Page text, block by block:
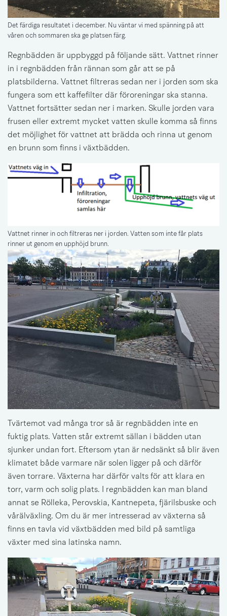
Det färdiga resultatet i december. Nu väntar vi med spänning på att
våren och sommaren ska ge platsen färg.
Regnbädden är uppbyggd på följande sätt. Vattnet rinner
in i regnbädden från rännan som går att se på
platsbilderna. Vattnet filtreras sedan ner i jorden som ska
fungera som ett kaffefilter där föroreningar ska stanna.
Vattnet fortsätter sedan ner i marken. Skulle jorden vara
frusen eller extremt mycket vatten skulle komma så finns
det möjlighet för vattnet att brädda och rinna ut genom
en brunn som finns i växtbädden.
Vattnet rinner in och filtreras ner i jorden. Vatten som inte får plats
rinner ut genom en upphöjd brunn.
Tvärtemot vad många tror så är regnbädden inte en
fuktig plats. Vatten står extremt sällan i bädden utan
sjunker undan fort. Eftersom ytan är nedsänkt så blir även
klimatet både varmare när solen ligger på och därför
även torrare. Växterna har därför valts för att klara en
torr, varm och solig plats. I regnbädden kan man bland
annat se Rölleka, Perovskia, Kantnepeta, fjärilsbuske och
vårälväxling. Om du är mer intresserad av växterna så
finns en tavla vid växtbädden med bild på samtliga
växter med sina latinska namn.